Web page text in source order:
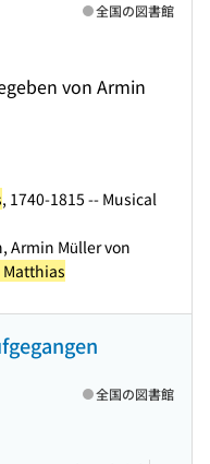
von Armin
全国の図書館
, 1740-1815 -- Musical
Armin Müller von
全国の図書館